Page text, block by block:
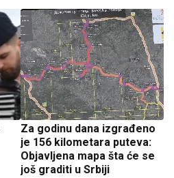
Za godinu dana izgrađeno
je 156 kilometara puteva:
Objavljena mapa šta će se
još graditi u Srbiji